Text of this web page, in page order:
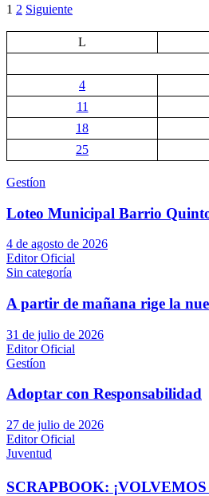
Paginación
de
entradas
1 2 Siguiente
L
4
11
18
25
Gestíon
Loteo Municipal Barrio
4 de agosto de 2026
Editor Oficial
Sin categoría
A partir de mañana rige la
31 de julio de 2026
Editor Oficial
Gestíon
Adoptar con Responsabilidad
27 de julio de 2026
Editor Oficial
Juventud
SCRAPBOOK: